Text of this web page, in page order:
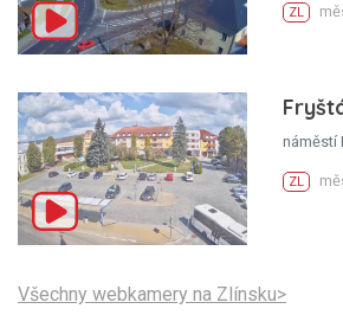
ZL
náměstí
ZL
Všechny webkamery na Zlínsku>